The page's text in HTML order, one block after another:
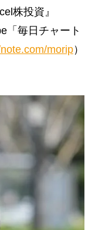
株投資』
「毎日チャート
morip）